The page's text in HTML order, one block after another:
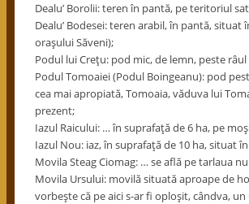
Dealu’ Borolii: teren în pantă, pe teritoriul
Dealu’ Bodesei: teren arabil, în pantă,
oraşului Săveni);
Podul lui Creţu: pod mic, de lemn, peste
Podul Tomoaiei (Podul Boingeanu): pod
cea mai apropiată, Tomoaia, văduva lui
prezent;
Iazul Raicului: … în suprafaţă de 6 ha, pe
Iazul Nou: iaz, în suprafaţă de 10 ha, situat
Movila Steag Ciomag: … se află pe tarlaua
Movila Ursului: movilă situată aproape de
vorbeşte că pe aici s-ar fi oploşit, cândva,